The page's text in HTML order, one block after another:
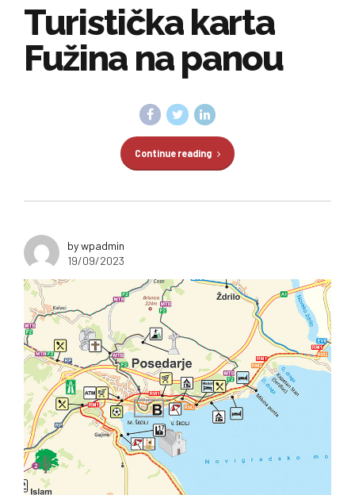
Turistička karta
Fužina na panou
Continue reading
by wpadmin
19/09/2023